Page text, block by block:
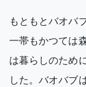
もともとバオバ
一帯もかつては
は暮らしのため
した。バオバブ